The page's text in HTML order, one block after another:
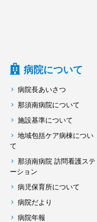
病院について
病院長あいさつ
那須南病院について
施設基準について
地域包括ケア病棟につい
て
那須南病院 訪問看護ステ
ーション
病児保育所について
病院だより
病院年報